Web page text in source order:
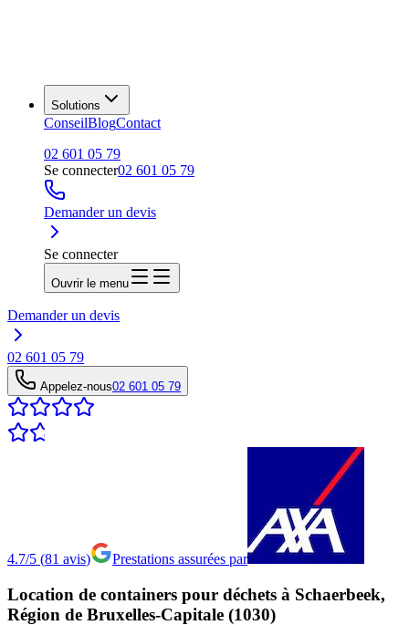
Solutions
ConseilBlogContact
02 601 05 79
Se connecter02 601 05 79
Demander un devis
Se connecter
Ouvrir le menu
Demander un devis
02 601 05 79
Appelez-nous02 601 05 79
4.7/5 (81 avis) Prestations assurées par
Location de containers pour déchets à Schaerbeek,
Région de Bruxelles-Capitale (1030)